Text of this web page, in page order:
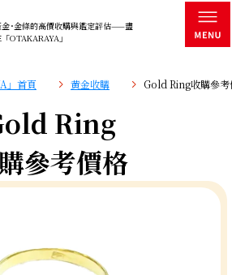
金･金條的高價收購與鑑定評估——盡
OTAKARAYA」
」首頁 黄金收購 Gold Ring收購參考
Ring
參考價格